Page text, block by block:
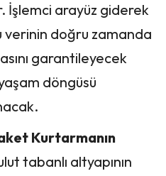
İşlemci arayüz giderek
doğru zamanda
garantileyecek
döngüsü
Kurtarmanın
tabanlı altyapının